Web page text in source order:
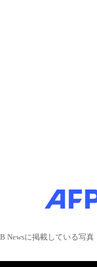
Newsに掲載している写